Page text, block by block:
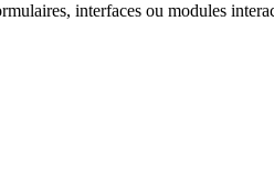
interfaces ou modules